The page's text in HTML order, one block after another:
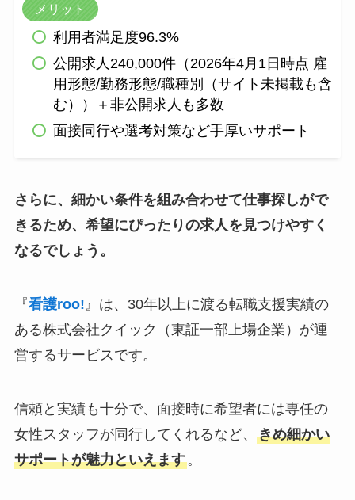
メリット
利用者満足度96.3%
公開求人240,000件（2026年4月1日時点 雇
用形態/勤務形態/職種別（サイト未掲載も含
む））＋非公開求人も多数
面接同行や選考対策など手厚いサポート
さらに、細かい条件を組み合わせて仕事探しがで
きるため、希望にぴったりの求人を見つけやすく
なるでしょう。
『看護roo!』は、30年以上に渡る転職支援実績の
ある株式会社クイック（東証一部上場企業）が運
営するサービスです。
信頼と実績も十分で、面接時に希望者には専任の
女性スタッフが同行してくれるなど、 きめ細かい
サポートが魅力といえます。